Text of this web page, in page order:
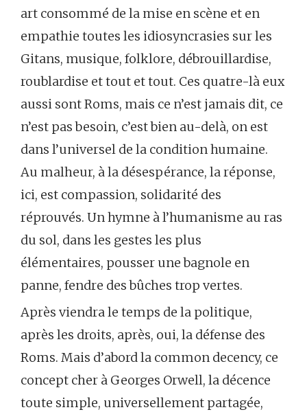
art consommé de la mise en scène et en
empathie toutes les idiosyncrasies sur les
Gitans, musique, folklore, débrouillardise,
roublardise et tout et tout. Ces quatre-là eux
aussi sont Roms, mais ce n’est jamais dit, ce
n’est pas besoin, c’est bien au-delà, on est
dans l’universel de la condition humaine.
Au malheur, à la désespérance, la réponse,
ici, est compassion, solidarité des
réprouvés. Un hymne à l’humanisme au ras
du sol, dans les gestes les plus
élémentaires, pousser une bagnole en
panne, fendre des bûches trop vertes.
Après viendra le temps de la politique,
après les droits, après, oui, la défense des
Roms. Mais d’abord la common decency, ce
concept cher à Georges Orwell, la décence
toute simple, universellement partagée,